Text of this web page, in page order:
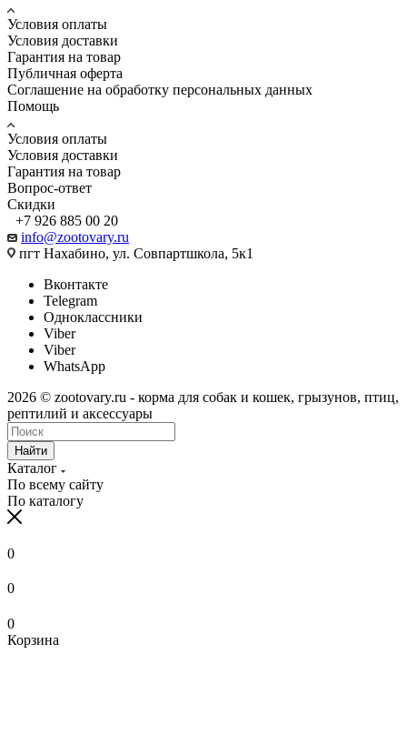
Условия оплаты
Условия доставки
Гарантия на товар
Публичная оферта
Соглашение на обработку персональных данных
Помощь
Условия оплаты
Условия доставки
Гарантия на товар
Вопрос-ответ
Скидки
+7 926 885 00 20
info@zootovary.ru
пгт Нахабино, ул. Совпартшкола, 5к1
Вконтакте
Telegram
Одноклассники
Viber
Viber
WhatsApp
2026 © zootovary.ru - корма для собак и кошек, грызунов, птиц,
рептилий и аксессуары
Найти
Каталог
По всему сайту
По каталогу
0
0
0
Корзина